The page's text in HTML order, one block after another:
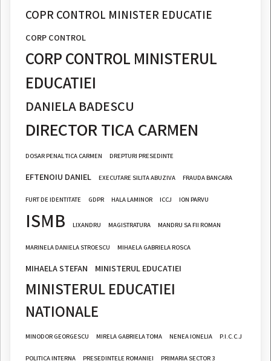
COPR CONTROL MINISTER EDUCATIE
CORP CONTROL
CORP CONTROL MINISTERUL
EDUCATIEI
DANIELA BADESCU
DIRECTOR TICA CARMEN
DOSAR PENAL TICA CARMEN DREPTURI PRESEDINTE
EFTENOIU DANIEL EXECUTARE SILITA ABUZIVA FRAUDA BANCARA
FURT DE IDENTITATE GDPR HALA LAMINOR ICCJ ION PARVU
ISMB LIXANDRU MAGISTRATURA MANDRU SA FII ROMAN
MARINELA DANIELA STROESCU MIHAELA GABRIELA ROSCA
MIHAELA STEFAN MINISTERUL EDUCATIEI
MINISTERUL EDUCATIEI
NATIONALE
MINODOR GEORGESCU MIRELA GABRIELA TOMA NENEA IONELIA P.I.C.C.J
POLITICA INTERNA PRESEDINTELE ROMANIEI PRIMARIA SECTOR 3